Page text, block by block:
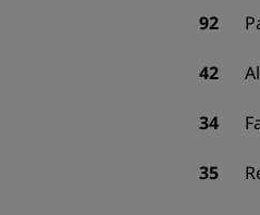
92
42
34
35